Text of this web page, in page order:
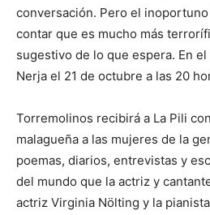
conversación. Pero el
contar que es mucho más
sugestivo de lo que espera. En
Nerja el 21 de octubre a las 20
Torremolinos recibirá a La Pili
malagueña a las mujeres de la
poemas, diarios, entrevistas y
del mundo que la actriz y
actriz Virginia Nölting y la pianista